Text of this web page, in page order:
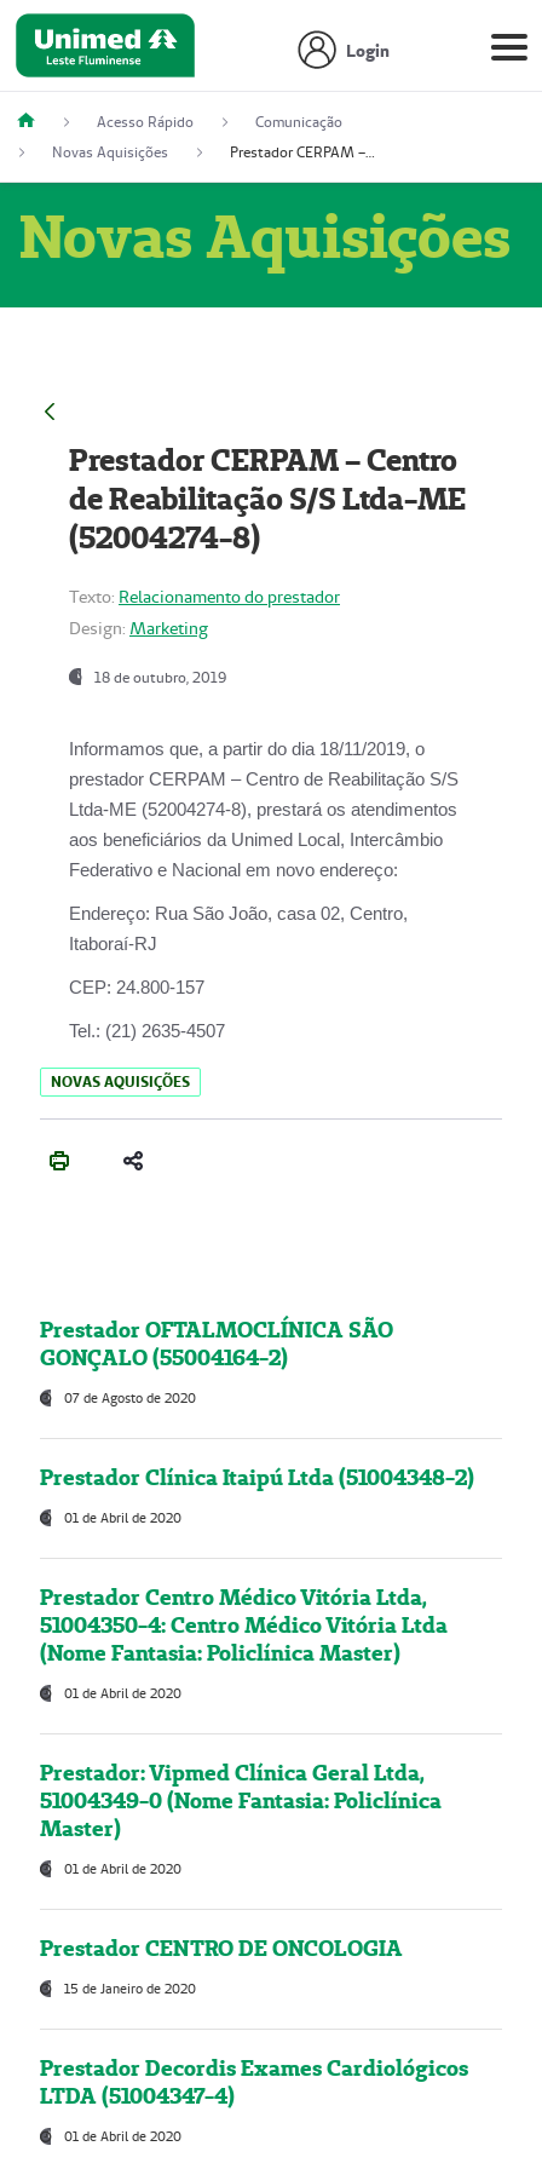
Login
Acesso Rápido
Comunicação
Novas Aquisições
Prestador CERPAM – Centro de Reabilitação S/S Ltda-ME (52004274-8)
Novas Aquisições
Prestador CERPAM – Centro
de Reabilitação S/S Ltda-ME
(52004274-8)
Texto: Relacionamento do prestador
Design: Marketing
18 de outubro, 2019
Informamos que, a partir do dia 18/11/2019, o
prestador CERPAM – Centro de Reabilitação S/S
Ltda-ME (52004274-8), prestará os atendimentos
aos beneficiários da Unimed Local, Intercâmbio
Federativo e Nacional em novo endereço:
Endereço: Rua São João, casa 02, Centro,
Itaboraí-RJ
CEP: 24.800-157
Tel.: (21) 2635-4507
NOVAS AQUISIÇÕES
Prestador OFTALMOCLÍNICA SÃO
GONÇALO (55004164-2)
07 de Agosto de 2020
Prestador Clínica Itaipú Ltda (51004348-2)
01 de Abril de 2020
Prestador Centro Médico Vitória Ltda,
51004350-4: Centro Médico Vitória Ltda
(Nome Fantasia: Policlínica Master)
01 de Abril de 2020
Prestador: Vipmed Clínica Geral Ltda,
51004349-0 (Nome Fantasia: Policlínica
Master)
01 de Abril de 2020
Prestador CENTRO DE ONCOLOGIA
15 de Janeiro de 2020
Prestador Decordis Exames Cardiológicos
LTDA (51004347-4)
01 de Abril de 2020